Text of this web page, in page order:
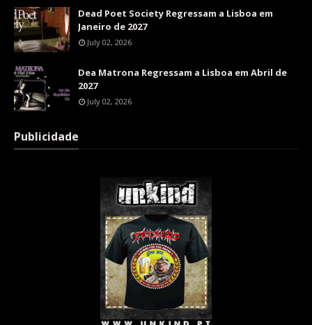
Dead Poet Society Regressam a Lisboa em
Janeiro de 2027
July 02, 2026
Dea Matrona Regressam a Lisboa em Abril de
2027
July 02, 2026
Publicidade